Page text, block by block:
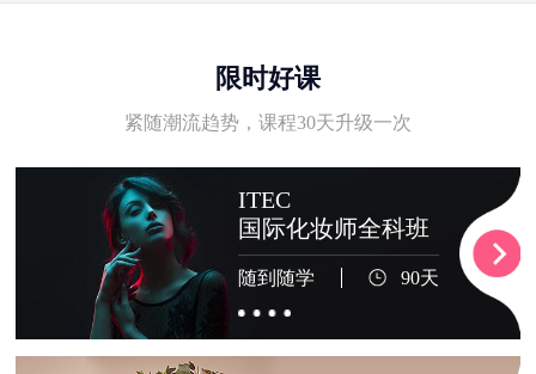
限时好课
紧随潮流趋势，课程30天升级一次
ITEC
国际化妆师全科班
随到随学 90天